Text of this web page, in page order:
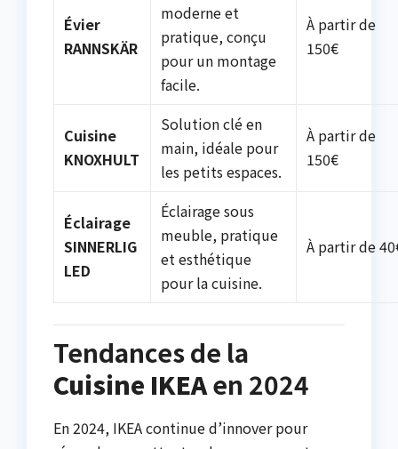
Évier
RANNSKÄR
moderne et
pratique, conçu
pour un montage
facile.
À partir de
150€
Cuisine
KNOXHULT
Solution clé en
main, idéale pour
les petits espaces.
À partir de
150€
Éclairage
SINNERLIG
LED
Éclairage sous
meuble, pratique
et esthétique
pour la cuisine.
À partir de
Tendances de la
Cuisine IKEAen 2024
En 2024, IKEA continue d’innover pour